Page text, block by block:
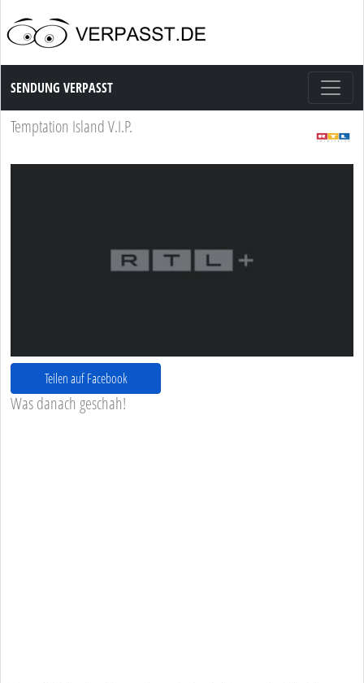
Sendung Verpasst
SENDUNG VERPASST
Temptation Island V.I.P.
Teilen auf Facebook
Was danach geschah!